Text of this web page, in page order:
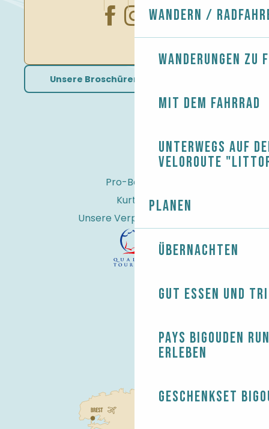
Wandern /
Wanderungen zu
Mit dem Fahrrad
Unterwegs auf
Veloroute
Planen
Übernachten
Gut essen und
Pays Bigouden
erleben
Geschenkset
Unsere Broschüren herunterladen
Pro-Bereich
Kurtaxe
Unsere Verpflichtungen